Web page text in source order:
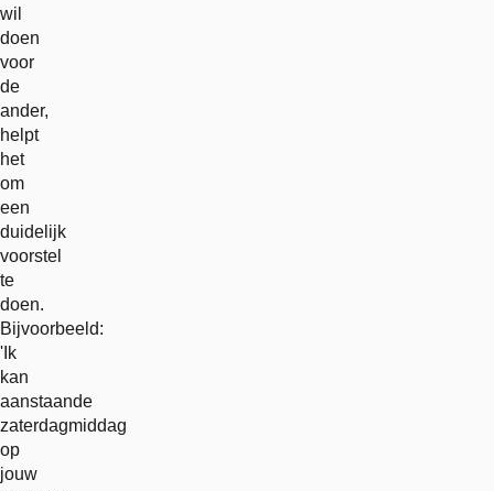
wil
doen
voor
de
ander,
helpt
het
om
een
duidelijk
voorstel
te
doen.
Bijvoorbeeld:
'Ik
kan
aanstaande
zaterdagmiddag
op
jouw